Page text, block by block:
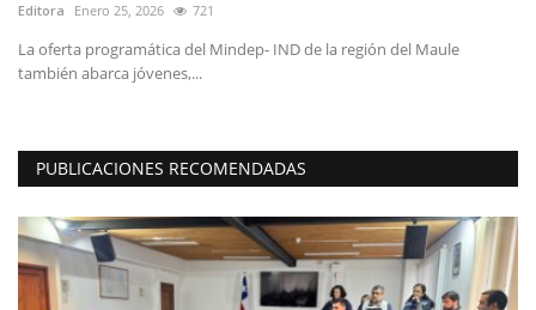
Editora Enero 25, 2026 721
La oferta programática del Mindep- IND de la región del Maule
también abarca jóvenes,...
PUBLICACIONES RECOMENDADAS